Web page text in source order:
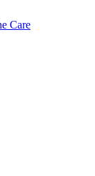
Care